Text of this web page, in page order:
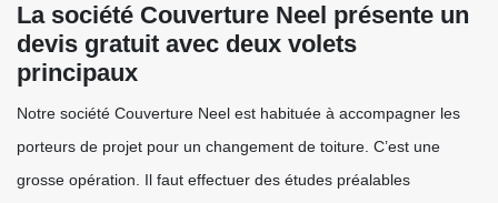
La société Couverture Neel présente un
devis gratuit avec deux volets
principaux
Notre société Couverture Neel est habituée à accompagner les
porteurs de projet pour un changement de toiture. C’est une
grosse opération. Il faut effectuer des études préalables